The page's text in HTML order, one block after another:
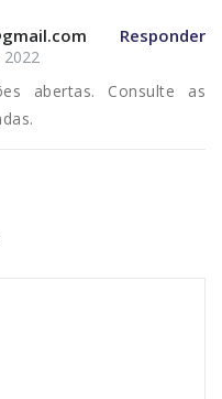
Responder
2022
abertas. Consulte as